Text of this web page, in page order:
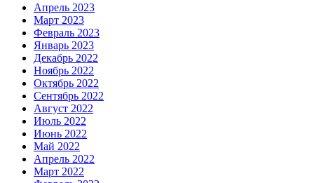
Апрель 2023
Март 2023
Февраль 2023
Январь 2023
Декабрь 2022
Ноябрь 2022
Октябрь 2022
Сентябрь 2022
Август 2022
Июль 2022
Июнь 2022
Май 2022
Апрель 2022
Март 2022